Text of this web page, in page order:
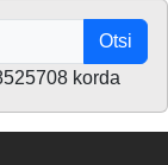
Otsi
korda